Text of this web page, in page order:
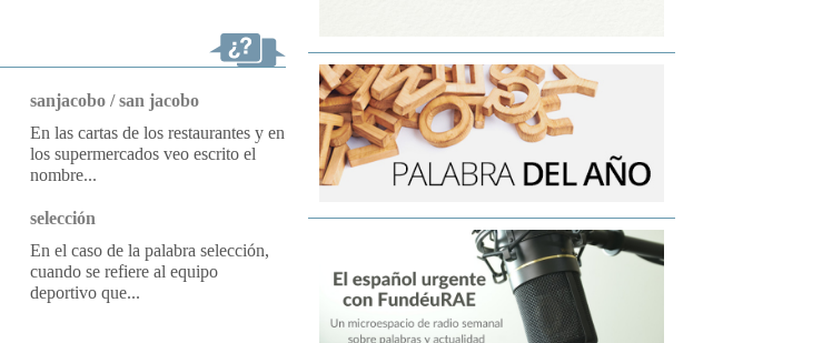
sanjacobo / san jacobo
En las cartas de los restaurantes y en
los supermercados veo escrito el
nombre...
selección
En el caso de la palabra selección,
cuando se refiere al equipo
deportivo que...